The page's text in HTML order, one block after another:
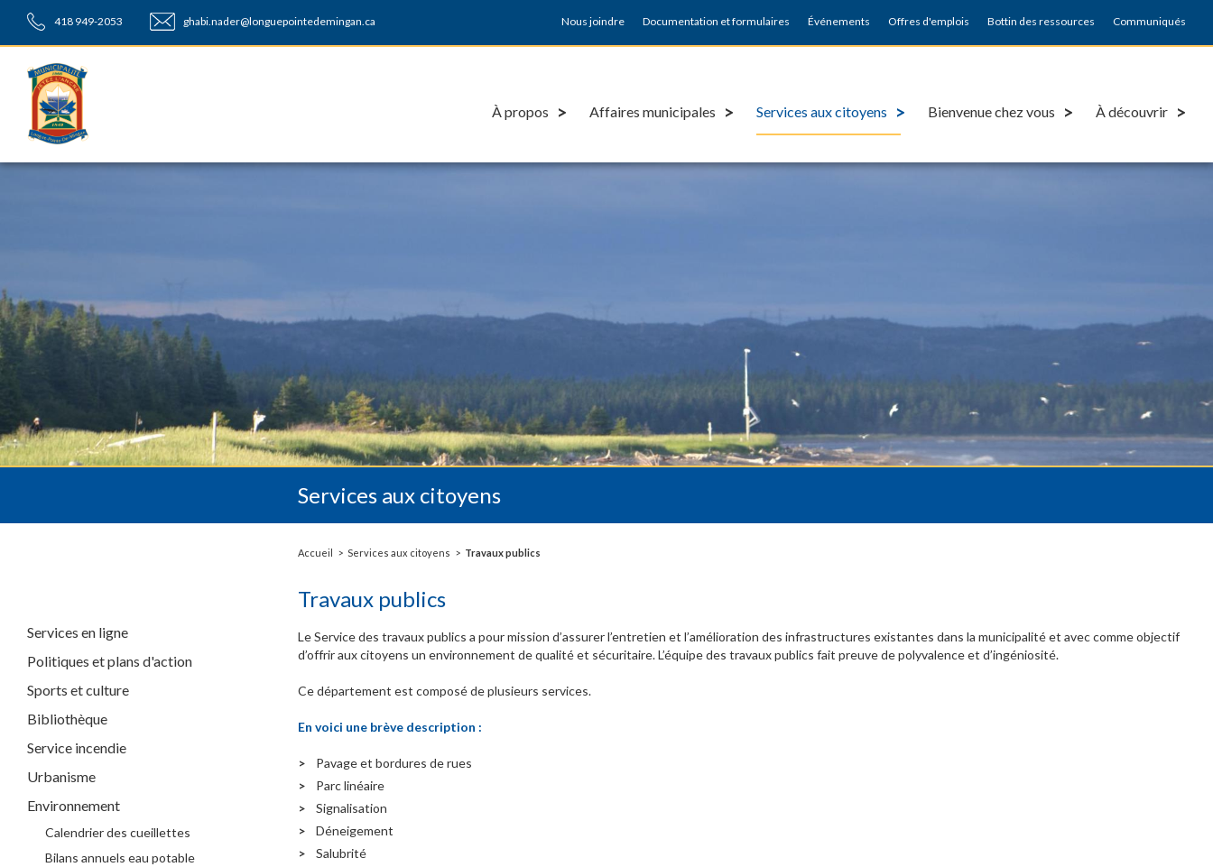
À propos Affaires municipales Services aux citoyens Bienvenue chez vous À découvrir
418 949-2053 ghabi.nader@longuepointedemingan.ca Nous joindre Documentation et formulaires Événements Offres d'emplois Bottin des ressources Communiqués
Services aux citoyens
Services en ligne
Politiques et plans d'action
Sports et culture
Bibliothèque
Service incendie
Urbanisme
Environnement
Calendrier des cueillettes
Bilans annuels eau potable
Accueil Services aux citoyens Travaux publics
Travaux publics
Le Service des travaux publics a pour mission d’assurer l’entretien et l’amélioration des infrastructures existantes dans la municipalité et avec comme objectif
d’offrir aux citoyens un environnement de qualité et sécuritaire. L’équipe des travaux publics fait preuve de polyvalence et d’ingéniosité.
Ce département est composé de plusieurs services.
En voici une brève description :
Pavage et bordures de rues
Parc linéaire
Signalisation
Déneigement
Salubrité